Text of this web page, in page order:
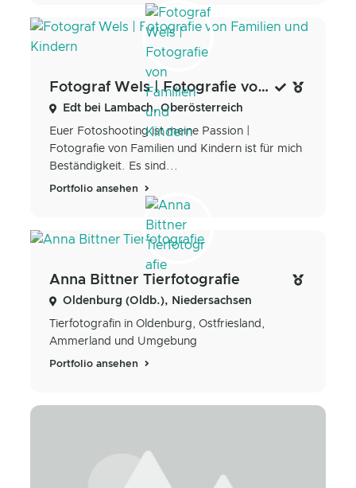
Fotograf Wels | Fotografie von Familien und Kindern
Edt bei Lambach, Oberösterreich
Euer Fotoshooting ist meine Passion |
Fotografie von Familien und Kindern ist für mich
Beständigkeit. Es sind...
Portfolio ansehen
Anna Bittner Tierfotografie
Oldenburg (Oldb.), Niedersachsen
Tierfotografin in Oldenburg, Ostfriesland,
Ammerland und Umgebung
Portfolio ansehen